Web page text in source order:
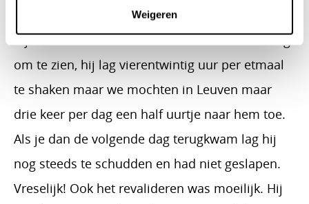
Weigeren
kreeg hij er op de IC een heftige longontsteking
bij. Het afkicken van de morfine was zo ellendig
om te zien, hij lag vierentwintig uur per etmaal
te shaken maar we mochten in Leuven maar
drie keer per dag een half uurtje naar hem toe.
Als je dan de volgende dag terugkwam lag hij
nog steeds te schudden en had niet geslapen.
Vreselijk! Ook het revalideren was moeilijk. Hij